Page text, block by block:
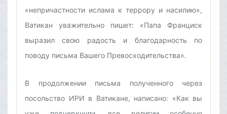
«непричастности ислама к террору и насилию»,
Ватикан уважительно пишет: «Папа Франциск
выразил свою радость и благодарность по
поводу письма Вашего Превосходительства».
В продолжении письма полученного через
посольство ИРИ в Ватикане, написано: «Как вы